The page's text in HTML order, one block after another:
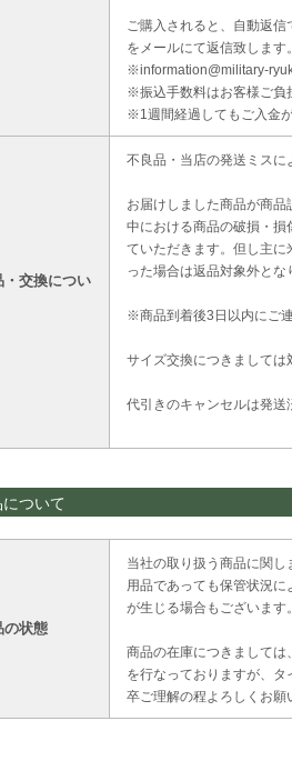
ご購入されると、自動返
をメールにて返信致します
※information@military-
※振込手数料はお客様ご負
※1週間経過してもご入金
・交換につい
不良品・当店の発送ミスに
お届けしました商品が商
中における商品の破損・
ていただきます。但し主
った場合は返品対象外とな
※商品到着後3日以内にご連
サイズ交換につきましては
代引きのキャンセルは発送
ついて
の状態
当社の取り扱う商品に関
用品であっても保管状況
が生じる場合もございます。
商品の在庫につきまして
を行なっておりますが、
卒ご理解の程よろしくお願